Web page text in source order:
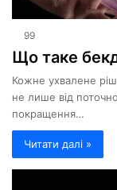
99
Що таке
Кожне ухвалене
не лише від
покращення…
Читати далі »